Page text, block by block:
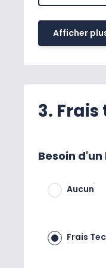
Afficher
3.
Besoin
Aucun
Frais